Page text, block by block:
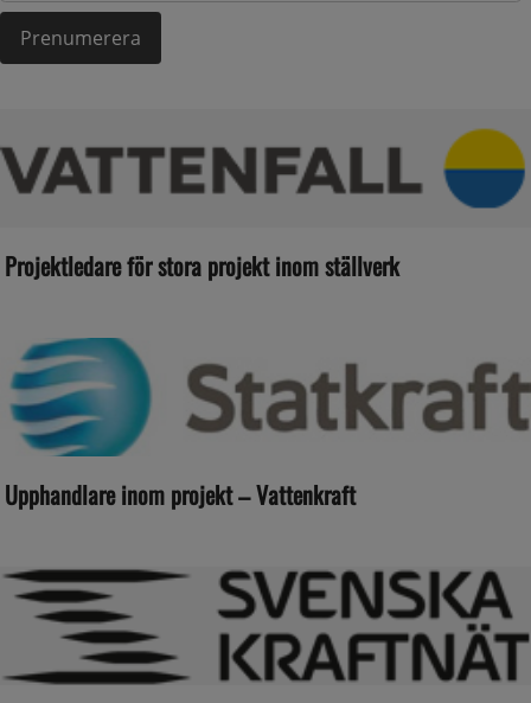
Projektledare för stora projekt inom ställverk
Upphandlare inom projekt – Vattenkraft